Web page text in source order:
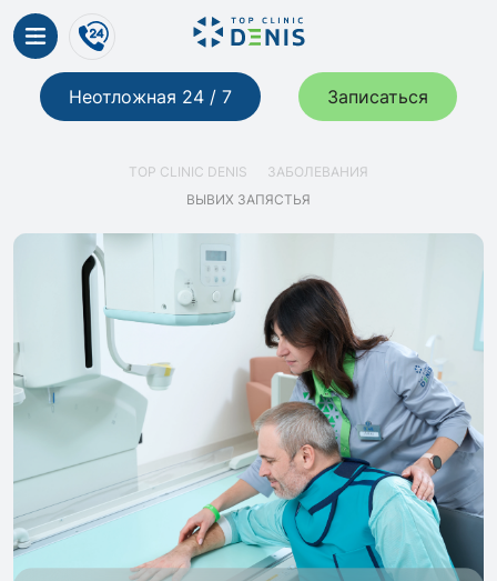
Неотложная 24 / 7 Записаться
TOP CLINIC DENIS
ЗАБОЛЕВАНИЯ
ВЫВИХ ЗАПЯСТЬЯ